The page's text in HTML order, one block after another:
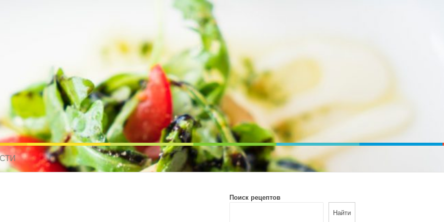
рецепты для всех
РЕЦЕПТЫ ДЛЯ МУЛЬТИВАРКИ. РЕЦЕПТЫ ДЛЯ МИКРОВОЛНОВОЙ ПЕЧИ. ДИЕТИЧЕСКОЕ ПИТАНИЕ
Поиск рецептов
Найти